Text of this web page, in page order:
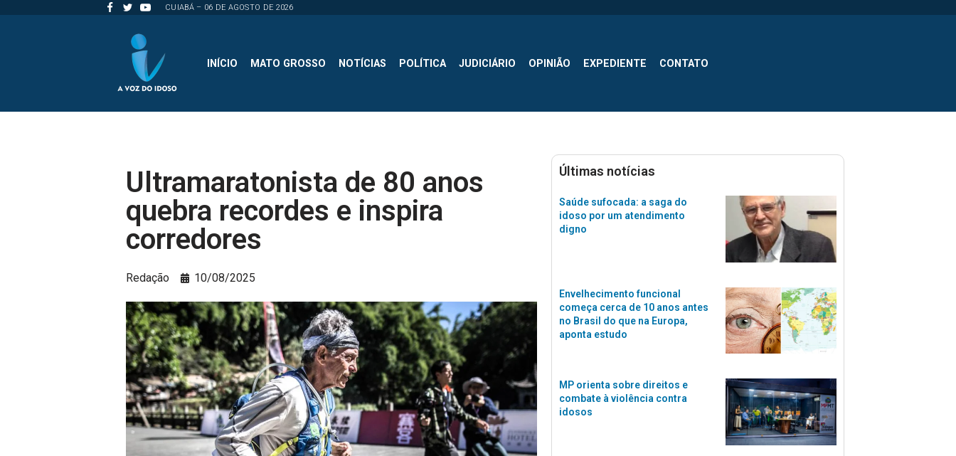
CUIABÁ – 06 DE AGOSTO DE 2026
INÍCIO MATO GROSSO NOTÍCIAS POLÍTICA JUDICIÁRIO OPINIÃO EXPEDIENTE CONTATO
Ultramaratonista de 80 anos
quebra recordes e inspira
corredores
Redação 10/08/2025
Últimas notícias
Saúde sufocada: a saga do
idoso por um atendimento
digno
Envelhecimento funcional
começa cerca de 10 anos antes
no Brasil do que na Europa,
aponta estudo
MP orienta sobre direitos e
combate à violência contra
idosos